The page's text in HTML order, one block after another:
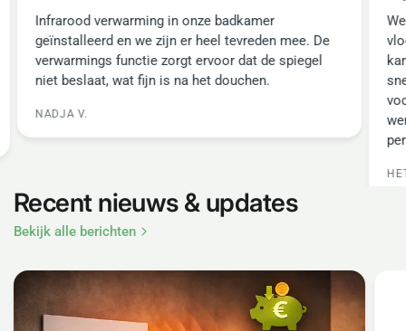
Infrarood verwarming in onze badkamer
geïnstalleerd en we zijn er heel tevreden mee. De
verwarmings functie zorgt ervoor dat de spiegel
niet beslaat, wat fijn is na het douchen.
NADJA V.
Recent nieuws & updates
Bekijk alle berichten